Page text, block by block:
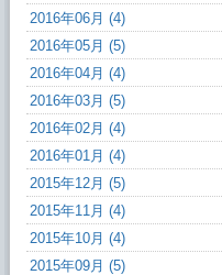
2016年06月 (4)
2016年05月 (5)
2016年04月 (4)
2016年03月 (5)
2016年02月 (4)
2016年01月 (4)
2015年12月 (5)
2015年11月 (4)
2015年10月 (4)
2015年09月 (5)